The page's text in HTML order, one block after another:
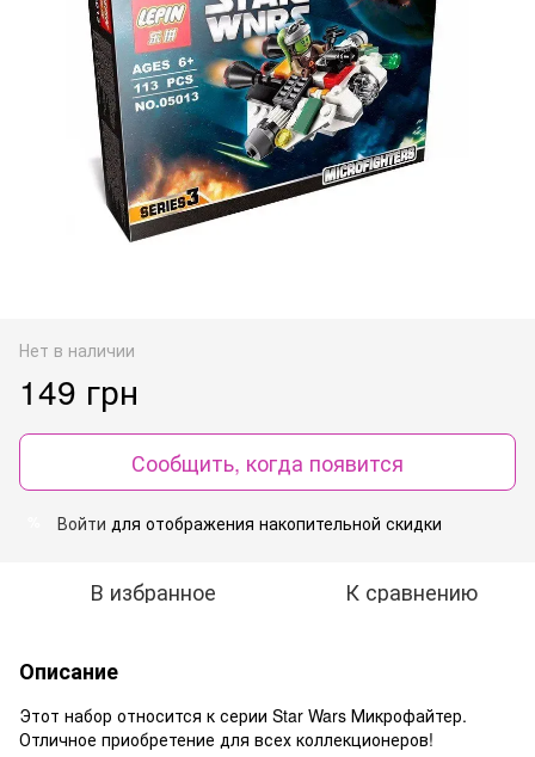
Нет в наличии
149 грн
Сообщить, когда появится
Войти для отображения накопительной скидки
В избранное К сравнению
Описание
Этот набор относится к серии Star Wars Микрофайтер.
Отличное приобретение для всех коллекционеров!